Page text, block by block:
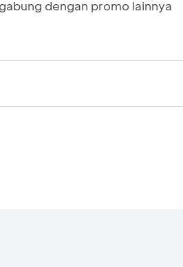
dengan promo lainnya